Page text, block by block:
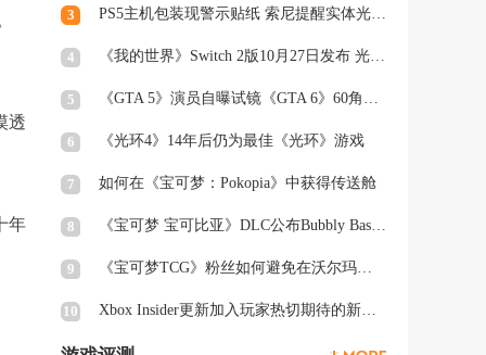
透
年
3 PS5主机包装现警示贴纸 索尼提醒实体光盘生产将终止
4 《我的世界》Switch 2版10月27日发布 光照阴影升级
5 《GTA 5》演员自曝试镜《GTA 6》60角色均未获回复
6 《光环4》14年后仍为最佳《光环》游戏
7 如何在《宝可梦：Pokopia》中获得传送舱
8 《宝可梦 宝可比亚》DLC公布Bubbly Basin Habitat Dex列表
9 《宝可梦TCG》粉丝如何避免在沃尔玛周三被“烤”
10 Xbox Insider更新加入玩家热切期待的新功能